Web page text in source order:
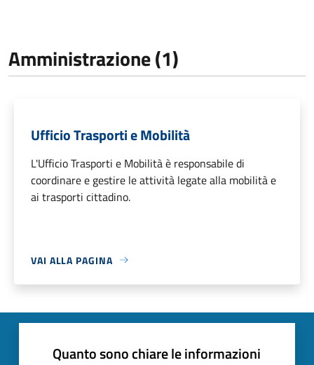
Amministrazione (1)
Ufficio Trasporti e Mobilità
L'Ufficio Trasporti e Mobilità è responsabile di
coordinare e gestire le attività legate alla mobilità e
ai trasporti cittadino.
VAI ALLA PAGINA
Quanto sono chiare le informazioni